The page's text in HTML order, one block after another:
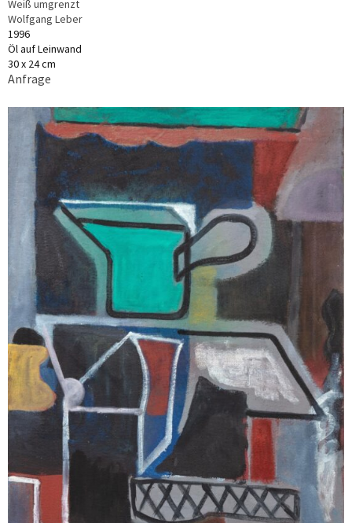
Weiß umgrenzt
Wolfgang Leber
1996
Öl auf Leinwand
30 x 24 cm
Anfrage